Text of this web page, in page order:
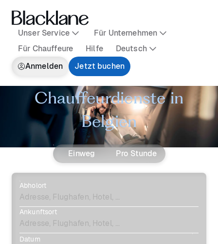
Unser Service
Für Unternehmen
Für Chauffeure
Hilfe
Deutsch
Anmelden
Jetzt buchen
Chauffeurdienste in
Belgien
Einweg Pro Stunde
Abholort
Ankunftsort
Datum